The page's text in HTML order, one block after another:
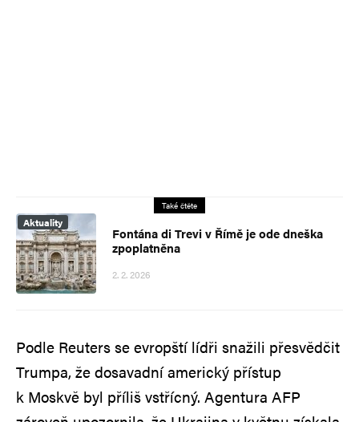
Také čtěte
Aktuality
Fontána di Trevi v Římě je ode dneška
zpoplatněna
2. 2. 2026
Podle Reuters se evropští lídři snažili přesvědčit
Trumpa, že dosavadní americký přístup
k Moskvě byl příliš vstřícný. Agentura AFP